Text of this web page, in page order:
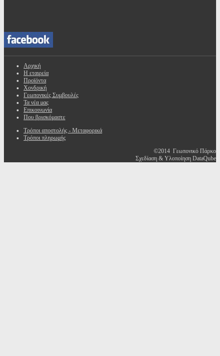
Αρχική
Η εταιρεία
Προϊόντα
Χονδρική
Γεωπονικές Συμβουλές
Τα νέα μας
Επικοινωνία
Που βρισκόμαστε
Τρόποι αποστολής - Μεταφορικά
Τρόποι πληρωμής
©2014 Γεωπονικό Πάρκο
Σχεδίαση & Υλοποίηση DataQube